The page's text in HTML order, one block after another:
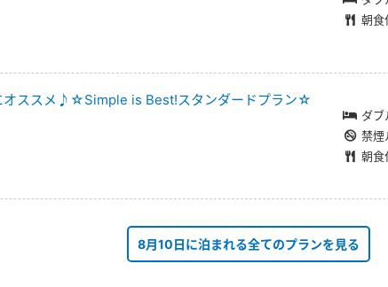
朝食
オススメ♪☆Simple is Best!スタンダードプラン☆
ダブ
禁煙
朝食
8月10日に泊まれる全てのプランを見る